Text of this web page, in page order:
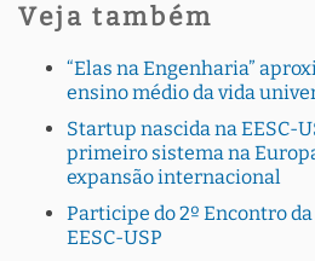
Veja também
“Elas na Engenharia”
ensino médio da vida
Startup nascida na EESC-
primeiro sistema na
expansão internacional
Participe do 2º Encontro
EESC-USP